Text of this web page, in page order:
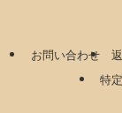
お問い合わせ
特